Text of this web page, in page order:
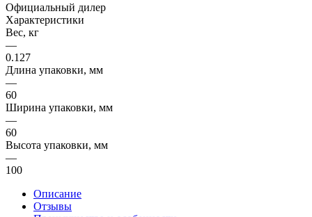
Официальный дилер
Характеристики
Вес, кг
—
0.127
Длина упаковки, мм
—
60
Ширина упаковки, мм
—
60
Высота упаковки, мм
—
100
Описание
Отзывы